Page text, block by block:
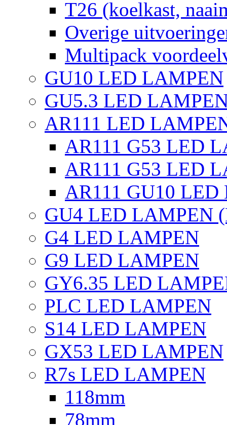
T26 (koelkast,
Overige
Multipack
GU10 LED LAMPEN
GU5.3 LED
AR111 LED
AR111 G53 LED
AR111 G53 LED
AR111 GU10
GU4 LED LAMPEN
G4 LED LAMPEN
G9 LED LAMPEN
GY6.35 LED
PLC LED LAMPEN
S14 LED LAMPEN
GX53 LED LAMPEN
R7s LED LAMPEN
118mm
78mm